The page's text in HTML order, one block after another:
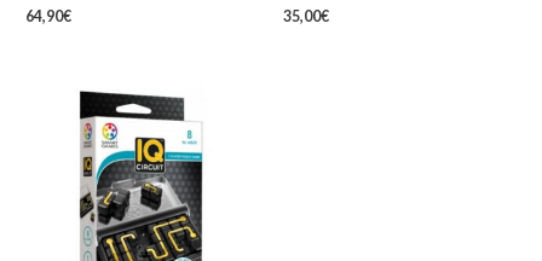
64,90€ 35,00€